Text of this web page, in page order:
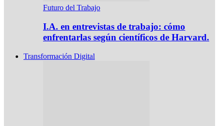
Futuro del Trabajo
I.A. en entrevistas de trabajo: cómo
enfrentarlas según científicos de Harvard.
Transformación Digital